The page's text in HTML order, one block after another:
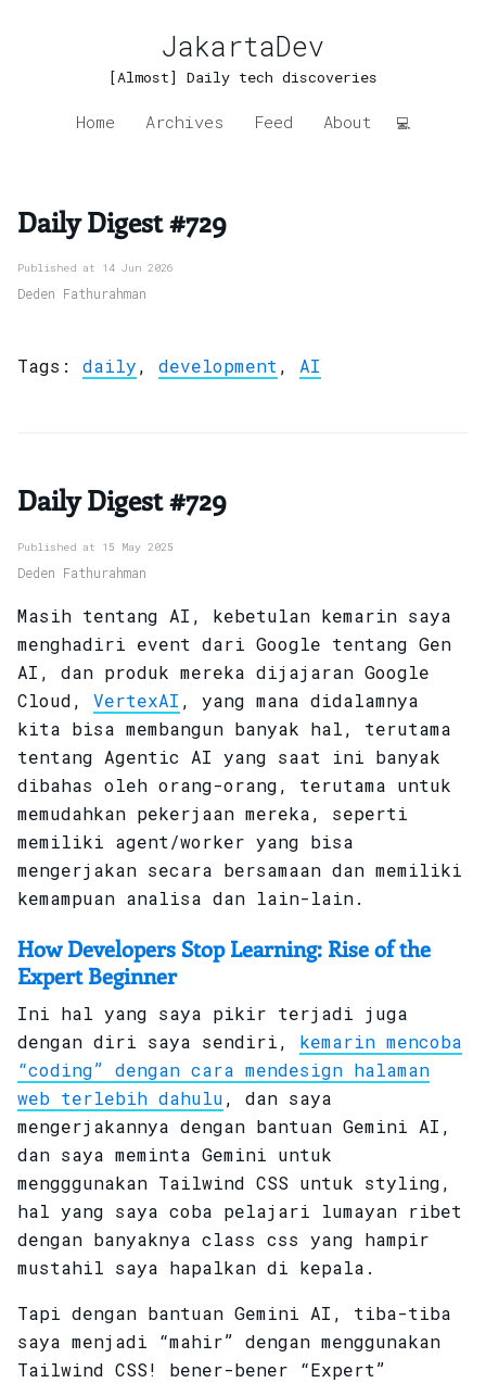
JakartaDev
[Almost] Daily tech discoveries
Home Archives Feed About 💻
Daily Digest #729
Published at 14 Jun 2026
Deden Fathurahman
Tags: daily, development , AI
Daily Digest #729
Published at 15 May 2025
Deden Fathurahman
Masih tentang AI, kebetulan kemarin saya
menghadiri event dari Google tentang Gen
AI, dan produk mereka dijajaran Google
Cloud, VertexAI , yang mana didalamnya
kita bisa membangun banyak hal, terutama
tentang Agentic AI yang saat ini banyak
dibahas oleh orang-orang, terutama untuk
memudahkan pekerjaan mereka, seperti
memiliki agent/worker yang bisa
mengerjakan secara bersamaan dan memiliki
kemampuan analisa dan lain-lain.
How Developers Stop Learning: Rise of the
Expert Beginner
Ini hal yang saya pikir terjadi juga
dengan diri saya sendiri, kemarin mencoba
“coding” dengan cara mendesign halaman
web terlebih dahulu, dan saya
mengerjakannya dengan bantuan Gemini AI,
dan saya meminta Gemini untuk
mengggunakan Tailwind CSS untuk styling,
hal yang saya coba pelajari lumayan ribet
dengan banyaknya class css yang hampir
mustahil saya hapalkan di kepala.
Tapi dengan bantuan Gemini AI, tiba-tiba
saya menjadi “mahir” dengan menggunakan
Tailwind CSS! bener-bener “Expert”